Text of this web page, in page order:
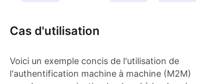
Cas d'utilisation
Voici un exemple concis de l'utilisation de
l'authentification machine à machine (M2M)